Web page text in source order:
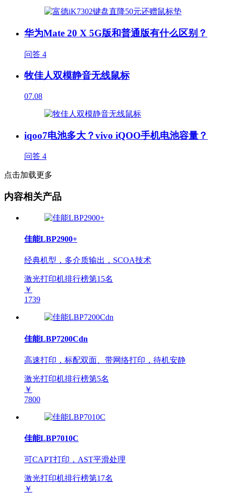
华为Mate 20 X 5G版和普通版有什么区别？
问答 4
牧佳人双模静音无线鼠标
07.08
iqoo7电池多大？vivo iQOO手机电池容量？
问答 4
点击加载更多
内容相关产品
佳能LBP2900+
经典机型，多介质输出，SCOA技术
激光打印机排行榜第15名
￥
1739
佳能LBP7200Cdn
高速打印，标配双面、带网络打印，待机安静
激光打印机排行榜第5名
￥
7800
佳能LBP7010C
可CAPT打印，AST平滑处理
激光打印机排行榜第17名
￥